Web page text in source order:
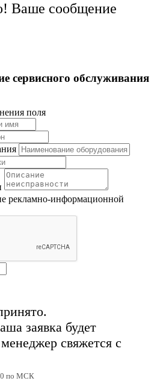
Ваше сообщение
сервисного обслуживания
поля
рекламно-информационной
заявка будет
свяжется с
по МСК